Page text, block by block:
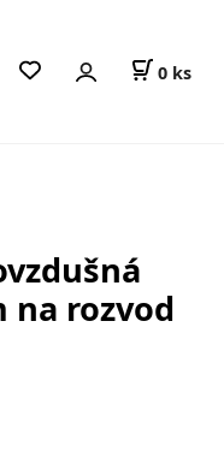
0 ks
na rozvod